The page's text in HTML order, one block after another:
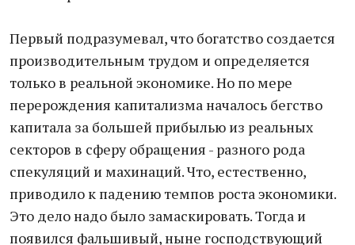
Первый подразумевал, что богатство создается
производительным трудом и определяется
только в реальной экономике. Но по мере
перерождения капитализма началось бегство
капитала за большей прибылью из реальных
секторов в сферу обращения - разного рода
спекуляций и махинаций. Что, естественно,
приводило к падению темпов роста экономики.
Это дело надо было замаскировать. Тогда и
появился фальшивый, ныне господствующий